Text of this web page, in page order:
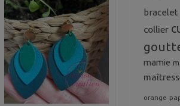
bracelet
collier
mamie
orange